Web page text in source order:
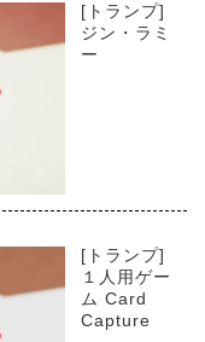
[トランプ]
ジン・ラミ
ー
[トランプ]
１人用ゲー
ム Card
Capture